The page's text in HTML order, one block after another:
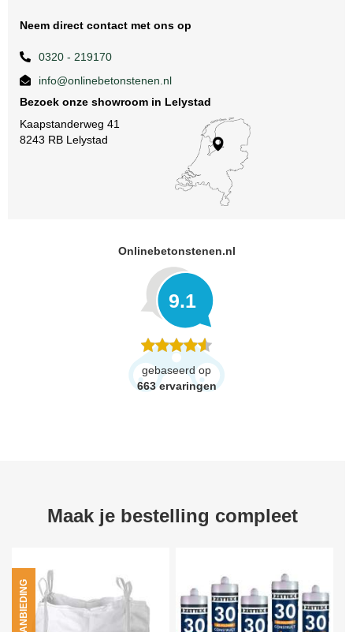
Neem direct contact met ons op
0320 - 219170
info@onlinebetonstenen.nl
Bezoek onze showroom in Lelystad
Kaapstanderweg 41
8243 RB Lelystad
Onlinebetonstenen.nl
9.1
gebaseerd op
663 ervaringen
Maak je bestelling compleet
AANBIEDING